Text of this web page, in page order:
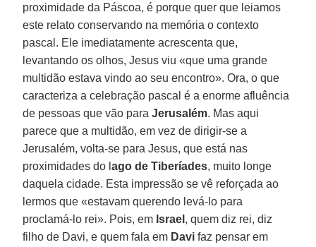
proximidade da Páscoa, é porque quer que leiamos
este relato conservando na memória o contexto
pascal. Ele imediatamente acrescenta que,
levantando os olhos, Jesus viu «que uma grande
multidão estava vindo ao seu encontro». Ora, o que
caracteriza a celebração pascal é a enorme afluência
de pessoas que vão paraJerusalém. Mas aqui
parece que a multidão, em vez de dirigir-se a
Jerusalém, volta-se para Jesus, que está nas
proximidades do lago de Tiberíades, muito longe
daquela cidade. Esta impressão se vê reforçada ao
lermos que «estavam querendo levá-lo para
proclamá-lo rei». Pois, em Israel , quem diz rei, diz
filho de Davi, e quem fala em Davi faz pensar em